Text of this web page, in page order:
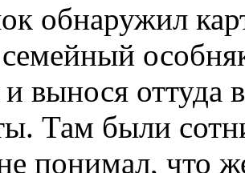
обнаружил
семейный
вынося оттуда
Там были
понимал, что